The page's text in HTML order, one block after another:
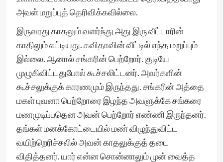
அவள் மறுப்புத் தெரிவிக்கவில்லை.
இருவரது காதலும் வளர்ந்து அது இரு வீட்டாரின்
காதிலும் எட்டியது. கவிதாவின் வீட்டில் எந்த மறுப்பும்
இல்லை. ஆனால் சங்கரின் பெற்றோர். குடியே
முழுகிவிட்டதுபோல் கூச்சலிட்டனர். அவர்களின்
கூச்சலுக்குக் காரணமும் இருந்தது. சங்கரின் அத்தை
மகள் புவனா பெற்றோரை இழந்த அவளுக்கே சங்கரை
மணமுடிப்பதென அவன் பெற்றோர் எண்ணி இருந்தனர்.
தங்கள் மனக்கோட்டையில் மண் விழுந்துவிட்ட
வயிற்றெரிச்சலில் அவன் காதலுக்குத் தடை
விதித்தனர். யார் என்ன சொன்னாலும் முன் வைத்த